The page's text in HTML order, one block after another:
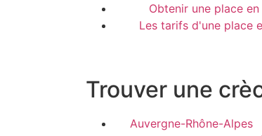
Obtenir une place
Les tarifs d'une place
Trouver une
Auvergne-Rhône-Alpes